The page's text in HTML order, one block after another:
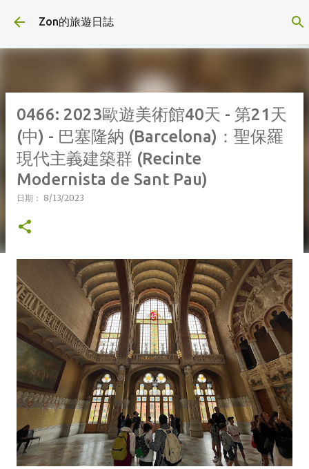
Zon的旅遊日誌
0466: 2023歐遊美術館40天 - 第21天
(中) - 巴塞隆納 (Barcelona)：聖保羅
現代主義建築群 (Recinte
Modernista de Sant Pau)
日期： 8/13/2023